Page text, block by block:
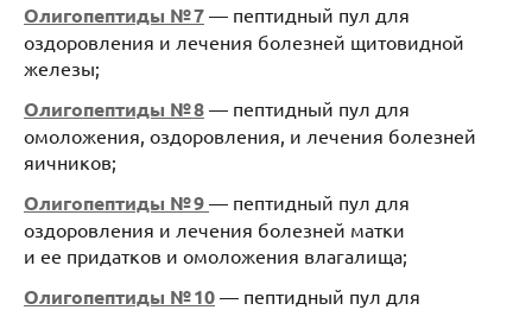
Олигопептиды № 7 — пептидный пул для
оздоровления и лечения болезней щитовидной
железы;
Олигопептиды № 8 — пептидный пул для
омоложения, оздоровления, и лечения болезней
яичников;
Олигопептиды № 9 — пептидный пул для
оздоровления и лечения болезней матки
и ее придатков и омоложения влагалища;
Олигопептиды № 10 — пептидный пул для